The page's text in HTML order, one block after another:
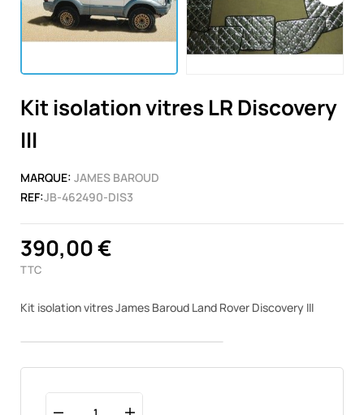
Kit isolation vitres LR Discovery
III
MARQUE: JAMES BAROUD
REF:JB-462490-DIS3
390,00 €
TTC
Kit isolation vitres James Baroud Land Rover Discovery III